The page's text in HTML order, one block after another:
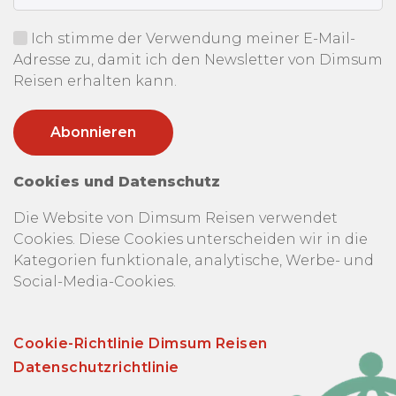
Ich stimme der Verwendung meiner E-Mail-
Adresse zu, damit ich den Newsletter von Dimsum
Reisen erhalten kann.
Cookies und Datenschutz
Die Website von Dimsum Reisen verwendet
Cookies. Diese Cookies unterscheiden wir in die
Kategorien funktionale, analytische, Werbe- und
Social-Media-Cookies.
Cookie-Richtlinie Dimsum Reisen
Datenschutzrichtlinie